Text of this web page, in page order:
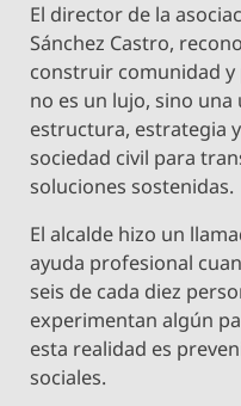
El director de la
Sánchez Castro,
construir comunidad
no es un lujo, sino
estructura, estrategia
sociedad civil para
soluciones sostenidas.
El alcalde hizo un
ayuda profesional
seis de cada diez
experimentan algún
esta realidad es
sociales.